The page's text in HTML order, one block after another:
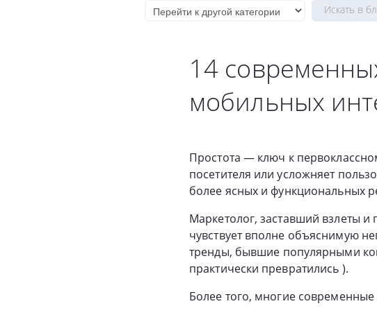
14
мобильных
Простота — ключ к
посетителя или усложняет
более ясных и функциональных
Маркетолог, заставший взлеты и
чувствует вполне объяснимую
тренды, бывшие популярными
практически превратились ).
Более того, многие